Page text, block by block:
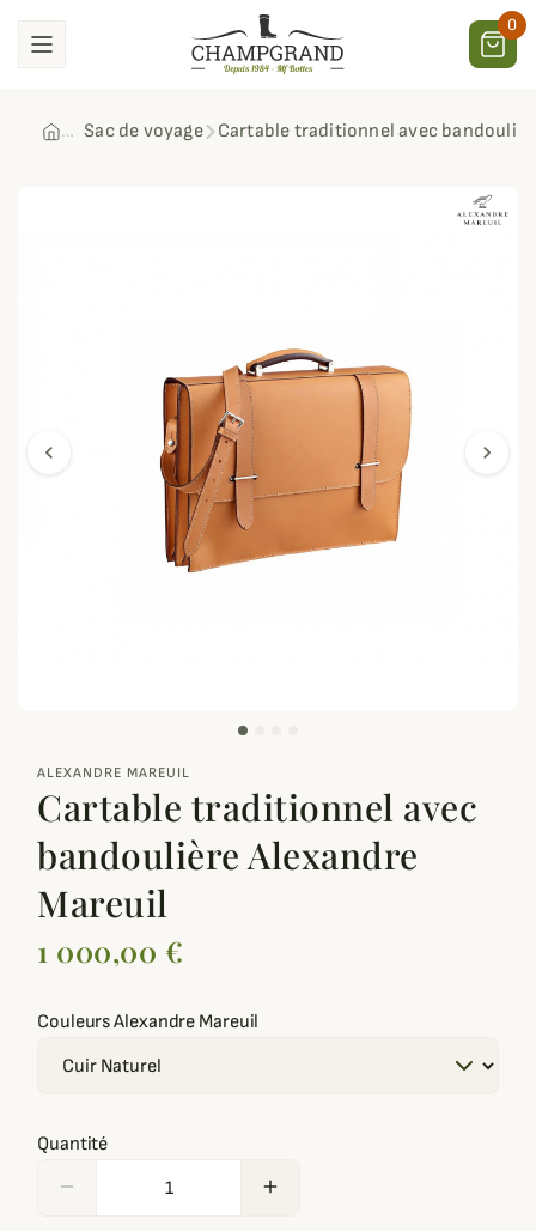
0
Sac de voyage Cartable traditionnel avec
chevron_left chevron_right
ALEXANDRE MAREUIL
Cartable traditionnel avec
bandoulière Alexandre
Mareuil
1 000,00 €
Couleurs Alexandre Mareuil
Quantité
remove add